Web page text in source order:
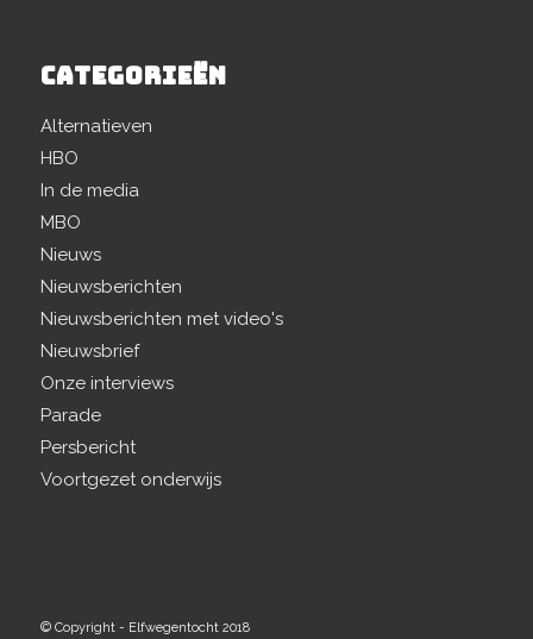
CATEGORIEËN
Alternatieven
HBO
In de media
MBO
Nieuws
Nieuwsberichten
Nieuwsberichten met video's
Nieuwsbrief
Onze interviews
Parade
Persbericht
Voortgezet onderwijs
© Copyright - Elfwegentocht 2018